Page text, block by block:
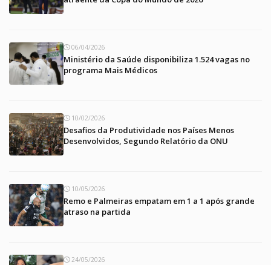
06/04/2026
Ministério da Saúde disponibiliza 1.524 vagas no
programa Mais Médicos
10/02/2026
Desafios da Produtividade nos Países Menos
Desenvolvidos, Segundo Relatório da ONU
10/05/2026
Remo e Palmeiras empatam em 1 a 1 após grande
atraso na partida
24/05/2026